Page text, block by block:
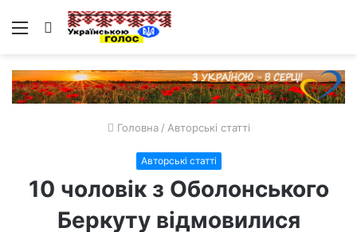
Меню Пошук
Головна / Авторські статті
Авторські статті
10 чоловік з Оболонського
Беркуту відмовилися